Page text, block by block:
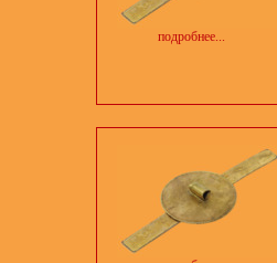
подробнее...